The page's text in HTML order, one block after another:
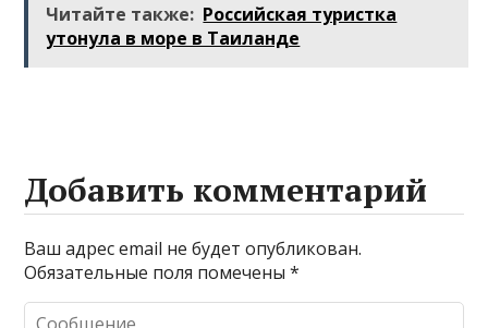
активного
отдыха
Читайте также: Российская туристка
утонула в море в Таиланде
Добавить комментарий
Ваш адрес email не будет опубликован.
Обязательные поля помечены*